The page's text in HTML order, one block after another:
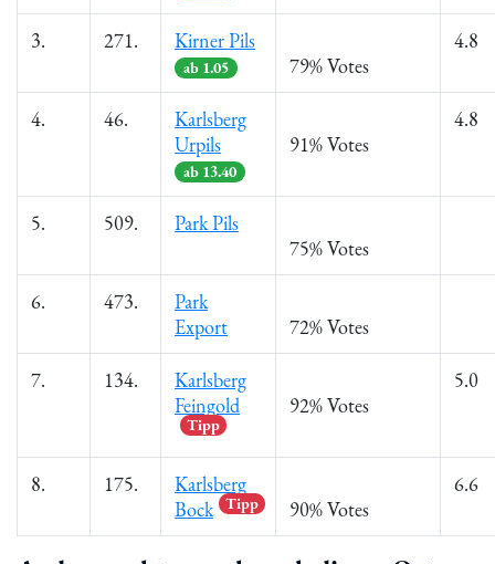
3. 271. Kirner Pils
ab 1.05 79% Votes
4.8
4. 46.
Karlsberg
Urpils
ab 13.40
91% Votes
4.8
5. 509.
Park Pils
75% Votes
6. 473.
Park
Export
72% Votes
7. 134.
Karlsberg
Feingold
Tipp
92% Votes
5.0
8. 175.
Karlsberg
Bock
Tipp 90% Votes
6.6